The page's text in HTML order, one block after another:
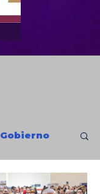
Gobierno